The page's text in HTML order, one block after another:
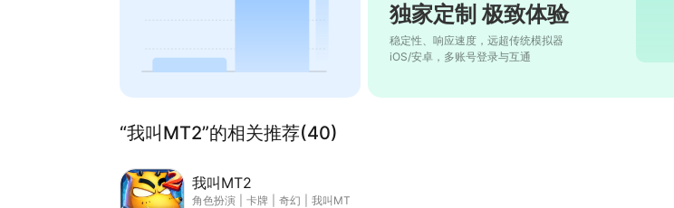
独家定制 极致体验
稳定性、响应速度，远超传统模拟器
iOS/安卓，多账号登录与互通
“我叫MT2”的相关推荐(40)
我叫MT2
角色扮演 卡牌 奇幻
我叫MT